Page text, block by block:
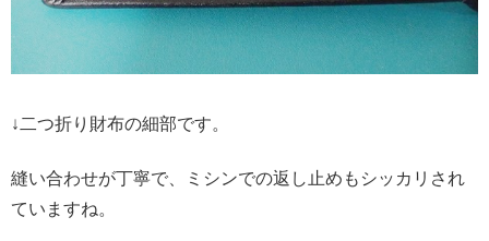
↓二つ折り財布の細部です。
縫い合わせが丁寧で、ミシンでの返し止めもシッカリされ
ていますね。